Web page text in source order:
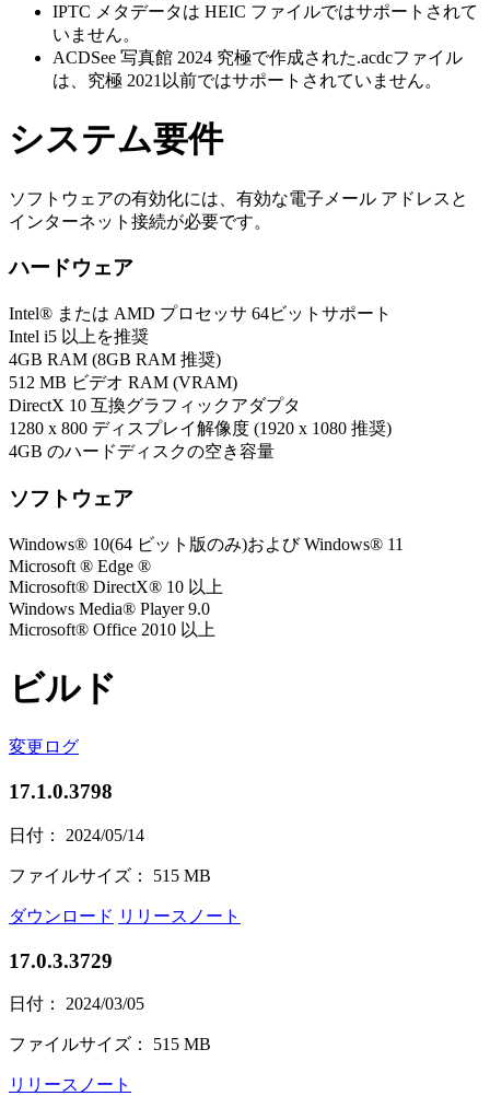
IPTC メタデータは HEIC ファイルではサポートされて
いません。
ACDSee 写真館 2024 究極で作成された.acdcファイル
は、究極 2021以前ではサポートされていません。
システム要件
ソフトウェアの有効化には、有効な電子メール アドレスと
インターネット接続が必要です。
ハードウェア
Intel® または AMD プロセッサ 64ビットサポート
Intel i5 以上を推奨
4GB RAM (8GB RAM 推奨)
512 MB ビデオ RAM (VRAM)
DirectX 10 互換グラフィックアダプタ
1280 x 800 ディスプレイ解像度 (1920 x 1080 推奨)
4GB のハードディスクの空き容量
ソフトウェア
Windows® 10(64 ビット版のみ)および Windows® 11
Microsoft ® Edge ®
Microsoft® DirectX® 10 以上
Windows Media® Player 9.0
Microsoft® Office 2010 以上
ビルド
変更ログ
17.1.0.3798
日付： 2024/05/14
ファイルサイズ： 515 MB
ダウンロード リリースノート
17.0.3.3729
日付： 2024/03/05
ファイルサイズ： 515 MB
リリースノート